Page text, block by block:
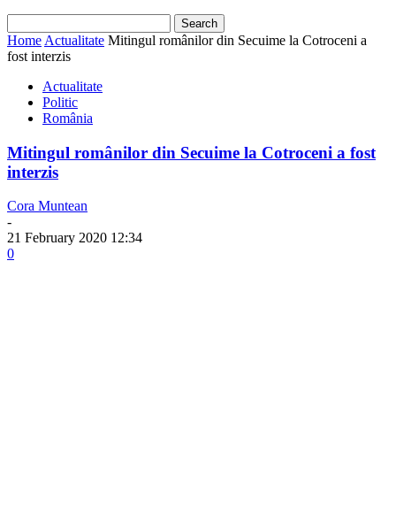
Home Actualitate Mitingul românilor din Secuime la Cotroceni a
fost interzis
Actualitate
Politic
România
Mitingul românilor din Secuime la Cotroceni a fost
interzis
Cora Muntean
-
21 February 2020 12:34
0